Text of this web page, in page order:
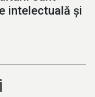
intelectuală și